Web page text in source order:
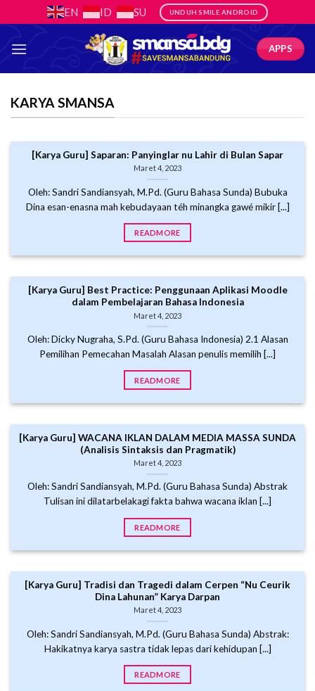
to
content
EN ID SU UNDUH SMILE ANDROID
APPS
KARYA SMANSA
[Karya Guru] Saparan: Panyinglar nu Lahir di Bulan Sapar
Maret 4, 2023
Oleh: Sandri Sandiansyah, M.Pd. (Guru Bahasa Sunda) Bubuka
Dina esan-enasna mah kebudayaan téh minangka gawé mikir [...]
READMORE
[Karya Guru] Best Practice: Penggunaan Aplikasi Moodle
dalam Pembelajaran Bahasa Indonesia
Maret 4, 2023
Oleh: Dicky Nugraha, S.Pd. (Guru Bahasa Indonesia) 2.1 Alasan
Pemilihan Pemecahan Masalah Alasan penulis memilih [...]
READMORE
[Karya Guru] WACANA IKLAN DALAM MEDIA MASSA SUNDA
(Analisis Sintaksis dan Pragmatik)
Maret 4, 2023
Oleh: Sandri Sandiansyah, M.Pd. (Guru Bahasa Sunda) Abstrak
Tulisan ini dilatarbelakagi fakta bahwa wacana iklan [...]
READMORE
[Karya Guru] Tradisi dan Tragedi dalam Cerpen “Nu Ceurik
Dina Lahunan” Karya Darpan
Maret 4, 2023
Oleh: Sandri Sandiansyah, M.Pd. (Guru Bahasa Sunda) Abstrak:
Hakikatnya karya sastra tidak lepas dari kehidupan [...]
READMORE